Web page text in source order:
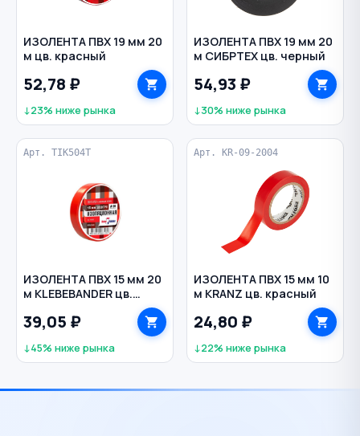
ИЗОЛЕНТА ПВХ 19 мм 20
м цв. красный
52,78 ₽
↓23% ниже рынка
ИЗОЛЕНТА ПВХ 19 мм 20
м СИБРТЕХ цв. черный
54,93 ₽
↓30% ниже рынка
Арт. TIK504T
ИЗОЛЕНТА ПВХ 15 мм 20
м KLEBEBANDER цв.
39,05 ₽
↓45% ниже рынка
Арт. KR-09-2004
ИЗОЛЕНТА ПВХ 15 мм 10
м KRANZ цв. красный
24,80 ₽
↓22% ниже рынка